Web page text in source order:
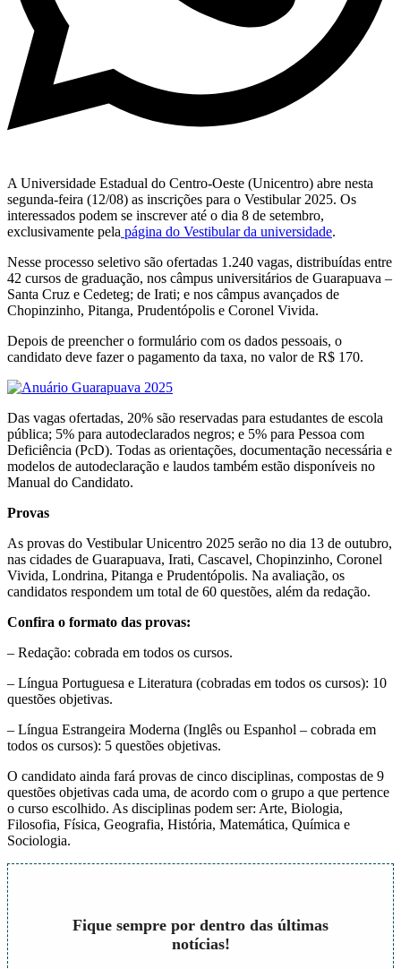
A Universidade Estadual do Centro-Oeste (Unicentro) abre nesta
segunda-feira (12/08) as inscrições para o Vestibular 2025. Os
interessados podem se inscrever até o dia 8 de setembro,
exclusivamente pela página do Vestibular da universidade.
Nesse processo seletivo são ofertadas 1.240 vagas, distribuídas entre
42 cursos de graduação, nos câmpus universitários de Guarapuava –
Santa Cruz e Cedeteg; de Irati; e nos câmpus avançados de
Chopinzinho, Pitanga, Prudentópolis e Coronel Vivida.
Depois de preencher o formulário com os dados pessoais, o
candidato deve fazer o pagamento da taxa, no valor de R$ 170.
Das vagas ofertadas, 20% são reservadas para estudantes de escola
pública; 5% para autodeclarados negros; e 5% para Pessoa com
Deficiência (PcD). Todas as orientações, documentação necessária e
modelos de autodeclaração e laudos também estão disponíveis no
Manual do Candidato.
Provas
As provas do Vestibular Unicentro 2025 serão no dia 13 de outubro,
nas cidades de Guarapuava, Irati, Cascavel, Chopinzinho, Coronel
Vivida, Londrina, Pitanga e Prudentópolis. Na avaliação, os
candidatos respondem um total de 60 questões, além da redação.
Confira o formato das provas:
– Redação: cobrada em todos os cursos.
– Língua Portuguesa e Literatura (cobradas em todos os cursos): 10
questões objetivas.
– Língua Estrangeira Moderna (Inglês ou Espanhol – cobrada em
todos os cursos): 5 questões objetivas.
O candidato ainda fará provas de cinco disciplinas, compostas de 9
questões objetivas cada uma, de acordo com o grupo a que pertence
o curso escolhido. As disciplinas podem ser: Arte, Biologia,
Filosofia, Física, Geografia, História, Matemática, Química e
Sociologia.
Fique sempre por dentro das últimas
notícias!